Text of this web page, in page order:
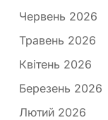
Червень 2026
Травень 2026
Квітень 2026
Березень 2026
Лютий 2026